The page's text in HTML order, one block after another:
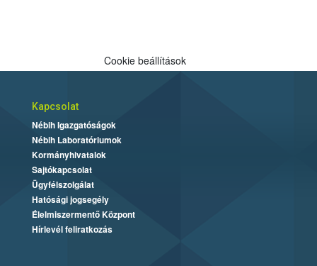
Cookie beállítások
Kapcsolat
Nébih Igazgatóságok
Nébih Laboratóriumok
Kormányhivatalok
Sajtókapcsolat
Ügyfélszolgálat
Hatósági jogsegély
Élelmiszermentő Központ
Hírlevél feliratkozás